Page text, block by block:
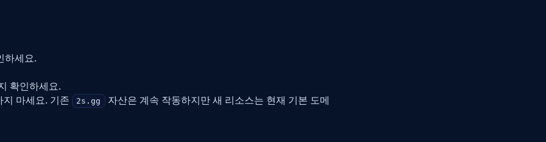
하세요.
확인하세요.
지 마세요. 기존
2s.gg 자산은 계속 작동하지만 새 리소스는 현재 기본 도메